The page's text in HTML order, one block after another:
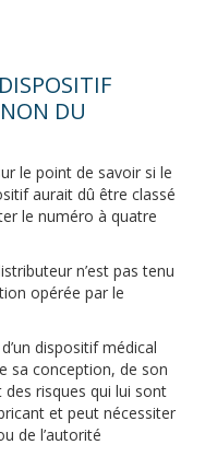
DU
le point de savoir si le
aurait dû être classé
le numéro à quatre
n’est pas tenu
opérée par le
dispositif médical
sa conception, de son
risques qui lui sont
et peut nécessiter
de l’autorité